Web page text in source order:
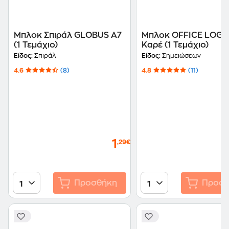
Μπλοκ Σπιράλ GLOBUS Α7
(1 Τεμάχιο)
Είδος: Σπιράλ
4.6 (8)
1 ,29€
1 Προσθήκη
Μπλοκ OFFICE LOG
Καρέ (1 Τεμάχιο)
Είδος: Σημειώσεων
4.8 (11)
1